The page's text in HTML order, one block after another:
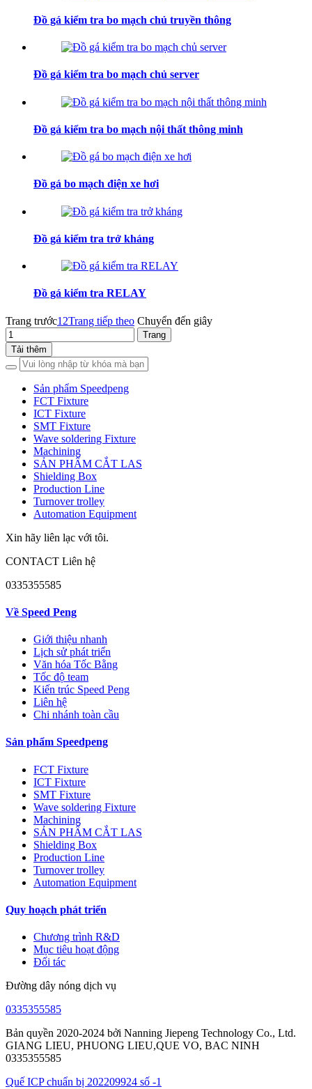
Đồ gá kiểm tra bo mạch chủ truyền thông
Đồ gá kiểm tra bo mạch chủ server
Đồ gá kiểm tra bo mạch nội thất thông minh
Đồ gá bo mạch điện xe hơi
Đồ gá kiểm tra trở kháng
Đồ gá kiểm tra RELAY
Trang trước1 2Trang tiếp theo Chuyển đến giây
Tải thêm
Sản phẩm Speedpeng
FCT Fixture
ICT Fixture
SMT Fixture
Wave soldering Fixture
Machining
SẢN PHẨM CẮT LAS
Shielding Box
Production Line
Turnover trolley
Automation Equipment
Xin hãy liên lạc với tôi.
CONTACT Liên hệ
0335355585
Về Speed Peng
Giới thiệu nhanh
Lịch sử phát triển
Văn hóa Tốc Bằng
Tốc độ team
Kiến trúc Speed Peng
Liên hệ
Chi nhánh toàn cầu
Sản phẩm Speedpeng
FCT Fixture
ICT Fixture
SMT Fixture
Wave soldering Fixture
Machining
SẢN PHẨM CẮT LAS
Shielding Box
Production Line
Turnover trolley
Automation Equipment
Quy hoạch phát triển
Chương trình R&D
Mục tiêu hoạt động
Đối tác
Đường dây nóng dịch vụ
0335355585
Bản quyền 2020-2024 bởi Nanning Jiepeng Technology Co., Ltd.
GIANG LIEU, PHUONG LIEU,QUE VO, BAC NINH
0335355585
Quế ICP chuẩn bị 202209924 số -1